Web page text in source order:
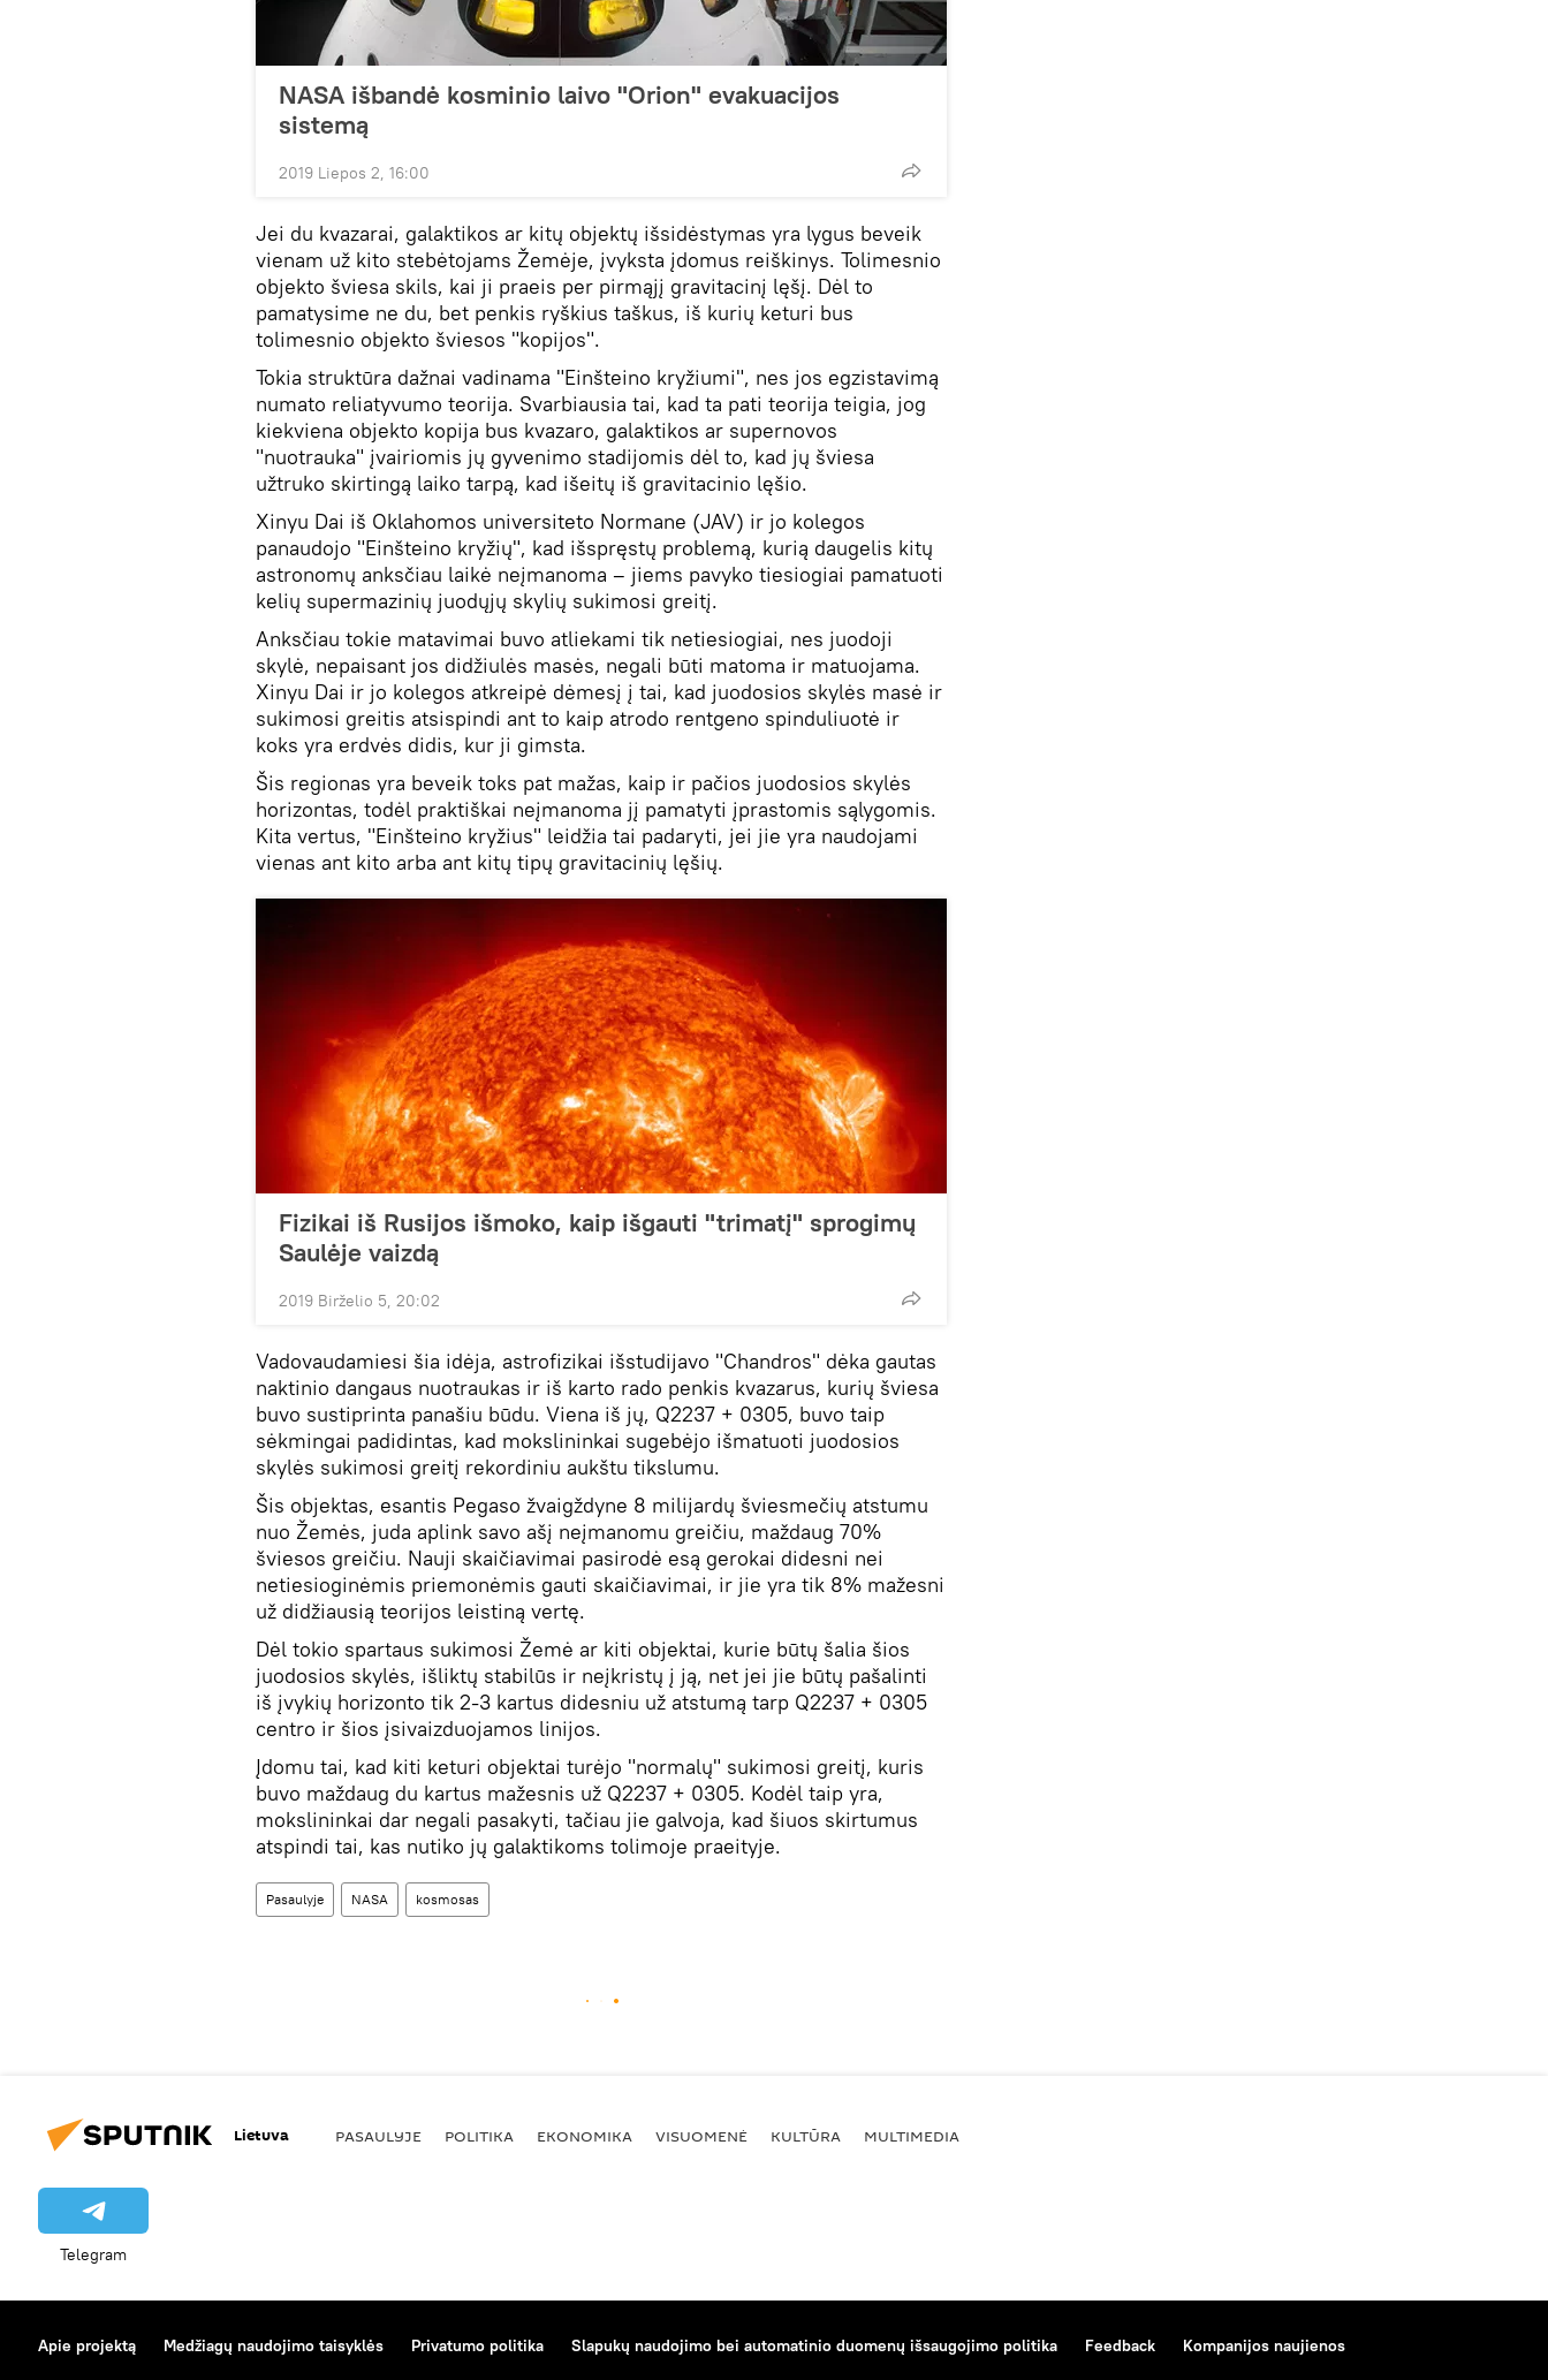
NASA išbandė kosminio laivo "Orion" evakuacijos
sistemą
2019 Liepos 2, 16:00
Jei du kvazarai, galaktikos ar kitų objektų išsidėstymas yra lygus beveik
vienam už kito stebėtojams Žemėje, įvyksta įdomus reiškinys. Tolimesnio
objekto šviesa skils, kai ji praeis per pirmąjį gravitacinį lęšį. Dėl to
pamatysime ne du, bet penkis ryškius taškus, iš kurių keturi bus
tolimesnio objekto šviesos "kopijos".
Tokia struktūra dažnai vadinama "Einšteino kryžiumi", nes jos egzistavimą
numato reliatyvumo teorija. Svarbiausia tai, kad ta pati teorija teigia, jog
kiekviena objekto kopija bus kvazaro, galaktikos ar supernovos
"nuotrauka" įvairiomis jų gyvenimo stadijomis dėl to, kad jų šviesa
užtruko skirtingą laiko tarpą, kad išeitų iš gravitacinio lęšio.
Xinyu Dai iš Oklahomos universiteto Normane (JAV) ir jo kolegos
panaudojo "Einšteino kryžių", kad išspręstų problemą, kurią daugelis kitų
astronomų anksčiau laikė neįmanoma – jiems pavyko tiesiogiai pamatuoti
kelių supermazinių juodųjų skylių sukimosi greitį.
Anksčiau tokie matavimai buvo atliekami tik netiesiogiai, nes juodoji
skylė, nepaisant jos didžiulės masės, negali būti matoma ir matuojama.
Xinyu Dai ir jo kolegos atkreipė dėmesį į tai, kad juodosios skylės masė ir
sukimosi greitis atsispindi ant to kaip atrodo rentgeno spinduliuotė ir
koks yra erdvės didis, kur ji gimsta.
Šis regionas yra beveik toks pat mažas, kaip ir pačios juodosios skylės
horizontas, todėl praktiškai neįmanoma jį pamatyti įprastomis sąlygomis.
Kita vertus, "Einšteino kryžius" leidžia tai padaryti, jei jie yra naudojami
vienas ant kito arba ant kitų tipų gravitacinių lęšių.
Fizikai iš Rusijos išmoko, kaip išgauti "trimatį" sprogimų
Saulėje vaizdą
2019 Birželio 5, 20:02
Vadovaudamiesi šia idėja, astrofizikai išstudijavo "Chandros" dėka gautas
naktinio dangaus nuotraukas ir iš karto rado penkis kvazarus, kurių šviesa
buvo sustiprinta panašiu būdu. Viena iš jų, Q2237 + 0305, buvo taip
sėkmingai padidintas, kad mokslininkai sugebėjo išmatuoti juodosios
skylės sukimosi greitį rekordiniu aukštu tikslumu.
Šis objektas, esantis Pegaso žvaigždyne 8 milijardų šviesmečių atstumu
nuo Žemės, juda aplink savo ašį neįmanomu greičiu, maždaug 70%
šviesos greičiu. Nauji skaičiavimai pasirodė esą gerokai didesni nei
netiesioginėmis priemonėmis gauti skaičiavimai, ir jie yra tik 8% mažesni
už didžiausią teorijos leistiną vertę.
Dėl tokio spartaus sukimosi Žemė ar kiti objektai, kurie būtų šalia šios
juodosios skylės, išliktų stabilūs ir neįkristų į ją, net jei jie būtų pašalinti
iš įvykių horizonto tik 2-3 kartus didesniu už atstumą tarp Q2237 + 0305
centro ir šios įsivaizduojamos linijos.
Įdomu tai, kad kiti keturi objektai turėjo "normalų" sukimosi greitį, kuris
buvo maždaug du kartus mažesnis už Q2237 + 0305. Kodėl taip yra,
mokslininkai dar negali pasakyti, tačiau jie galvoja, kad šiuos skirtumus
atspindi tai, kas nutiko jų galaktikoms tolimoje praeityje.
Pasaulyje NASA kosmosas
Lietuva PASAULYJE POLITIKA EKONOMIKA VISUOMENĖ KULTŪRA MULTIMEDIA
Telegram
Apie projektą Medžiagų naudojimo taisyklės Privatumo politika Slapukų naudojimo bei automatinio duomenų išsaugojimo politika Feedback Kompanijos naujienos